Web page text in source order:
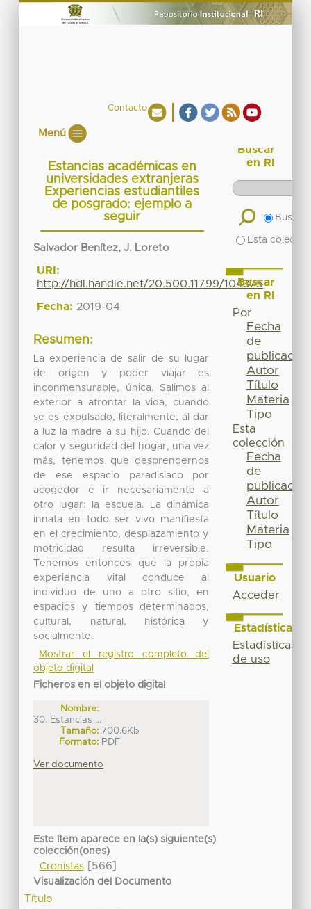
Contacto
Menú
Estancias académicas en
universidades extranjeras
Experiencias estudiantiles
de posgrado: ejemplo a
seguir
Salvador Benítez, J. Loreto
URI:
http://hdl.handle.net/20.500.11799/104375
Fecha: 2019-04
Resumen:
La experiencia de salir de su lugar
de origen y poder viajar es
inconmensurable, única. Salimos al
exterior a afrontar la vida, cuando
se es expulsado, literalmente, al dar
a luz la madre a su hijo. Cuando del
calor y seguridad del hogar, una vez
más, tenemos que desprendernos
de ese espacio paradisiaco por
acogedor e ir necesariamente a
otro lugar: la escuela. La dinámica
innata en todo ser vivo manifiesta
en el crecimiento, desplazamiento y
motricidad resulta irreversible.
Tenemos entonces que la propia
experiencia vital conduce al
individuo de uno a otro sitio, en
espacios y tiempos determinados,
cultural, natural, histórica y
socialmente.
Mostrar el registro completo del
objeto digital
Ficheros en el objeto digital
Nombre:
30. Estancias ...
Tamaño: 700.6Kb
Formato: PDF
Ver documento
Este ítem aparece en la(s) siguiente(s)
colección(ones)
Cronistas[566]
Visualización del Documento
Título
Buscar
en RI
Buscar
Esta
Buscar
en RI
Por
Fecha
de
publicación
Autor
Título
Materia
Tipo
Esta
colección
Fecha
de
publicación
Autor
Título
Materia
Tipo
Usuario
Acceder
Estadísticas
Estadísticas
de uso